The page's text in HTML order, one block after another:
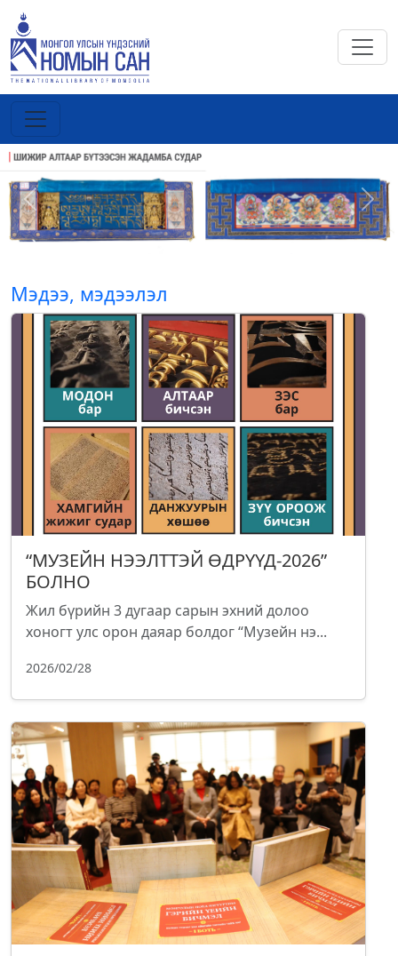
Previous Next
Мэдээ, мэдээлэл
“МУЗЕЙН НЭЭЛТТЭЙ ӨДРҮҮД-2026”
БОЛНО
Жил бүрийн 3 дугаар сарын эхний долоо
хоногт улс орон даяар болдог “Музейн нэ...
2026/02/28